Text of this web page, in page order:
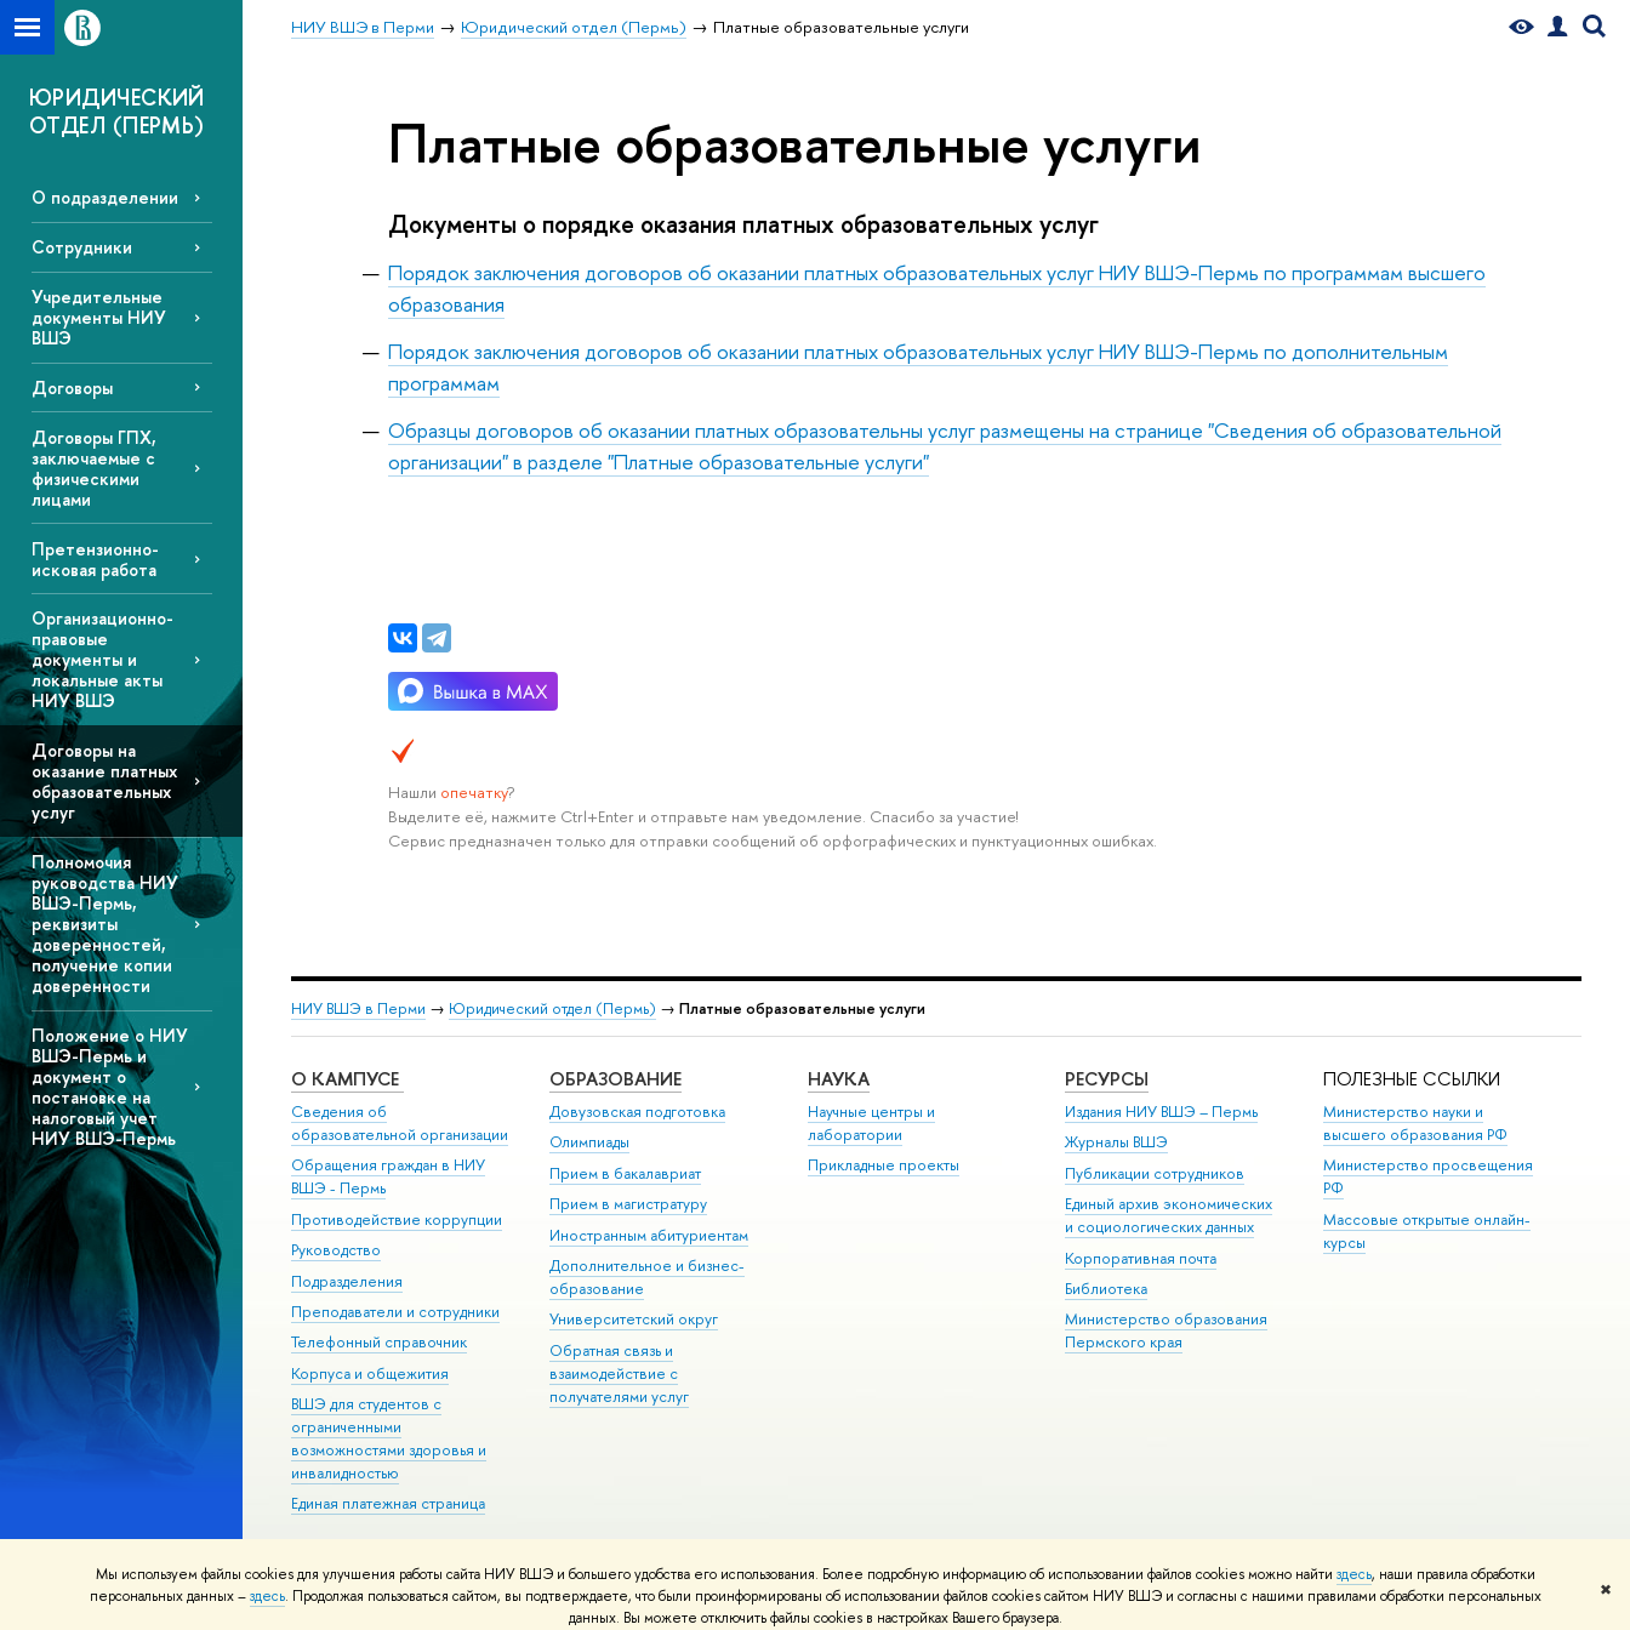
Мы используем файлы cookies для улучшения работы сайта НИУ ВШЭ и большего удобства его использования. Более подробную информацию об использовании файлов cookies можно найти здесь, наши правила обработки
персональных данных –здесь. Продолжая пользоваться сайтом, вы подтверждаете, что были проинформированы об использовании файлов cookies сайтом НИУ ВШЭ и согласны с нашими правилами обработки персональных
данных. Вы можете отключить файлы cookies в настройках Вашего браузера.
✖
НИУ ВШЭ в Перми Юридический отдел (Пермь) Платные образовательные услуги
ЮРИДИЧЕСКИЙ
ОТДЕЛ (ПЕРМЬ)
О подразделении
Сотрудники
Учредительные
документы НИУ
ВШЭ
Договоры
Договоры ГПХ,
заключаемые с
физическими
лицами
Претензионно-
исковая работа
Организационно-
правовые
документы и
локальные акты
НИУ ВШЭ
Договоры на
оказание платных
образовательных
услуг
Полномочия
руководства НИУ
ВШЭ-Пермь,
реквизиты
доверенностей,
получение копии
доверенности
Положение о НИУ
ВШЭ-Пермь и
документ о
постановке на
налоговый учет
НИУ ВШЭ-Пермь
Платные образовательные услуги
Документы о порядке оказания платных образовательных услуг
Порядок заключения договоров об оказании платных образовательных услуг НИУ ВШЭ-Пермь по программам высшего
образования
Порядок заключения договоров об оказании платных образовательных услуг НИУ ВШЭ-Пермь по дополнительным
программам
Образцы договоров об оказании платных образовательны услуг размещены на странице "Сведения об образовательной
организации" в разделе "Платные образовательные услуги"
Нашли опечатку?
Выделите её, нажмите Ctrl+Enter и отправьте нам уведомление. Спасибо за участие!
Сервис предназначен только для отправки сообщений об орфографических и пунктуационных ошибках.
НИУ ВШЭ в Перми → Юридический отдел (Пермь) → Платные образовательные услуги
О КАМПУСЕ
Сведения об
образовательной организации
Обращения граждан в НИУ
ВШЭ - Пермь
Противодействие коррупции
Руководство
Подразделения
Преподаватели и сотрудники
Телефонный справочник
Корпуса и общежития
ВШЭ для студентов с
ограниченными
возможностями здоровья и
инвалидностью
Единая платежная страница
ОБРАЗОВАНИЕ
Довузовская подготовка
Олимпиады
Прием в бакалавриат
Прием в магистратуру
Иностранным абитуриентам
Дополнительное и бизнес-
образование
Университетский округ
Обратная связь и
взаимодействие с
получателями услуг
НАУКА
Научные центры и
лаборатории
Прикладные проекты
РЕСУРСЫ
Издания НИУ ВШЭ ­– Пермь
Журналы ВШЭ
Публикации сотрудников
Единый архив экономических
и социологических данных
Корпоративная почта
Библиотека
Министерство образования
Пермского края
ПОЛЕЗНЫЕ ССЫЛКИ
Министерство науки и
высшего образования РФ
Министерство просвещения
РФ
Массовые открытые онлайн-
курсы
Редактору
© НИУ ВШЭ 1993–2026 Условия использования материалов Адреса и контакты Карта сайта
Шрифты HSE Sans и HSE Slab разработаны вШколе дизайна НИУ ВШЭ